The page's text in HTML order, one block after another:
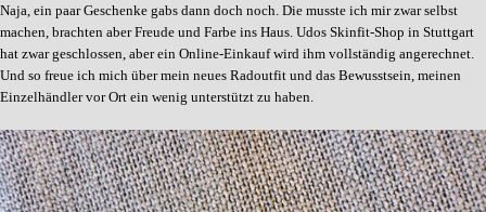
Naja, ein paar Geschenke gabs dann doch noch. Die musste ich mir zwar selbst
machen, brachten aber Freude und Farbe ins Haus. Udos Skinfit-Shop in Stuttgart
hat zwar geschlossen, aber ein Online-Einkauf wird ihm vollständig angerechnet.
Und so freue ich mich über mein neues Radoutfit und das Bewusstsein, meinen
Einzelhändler vor Ort ein wenig unterstützt zu haben.